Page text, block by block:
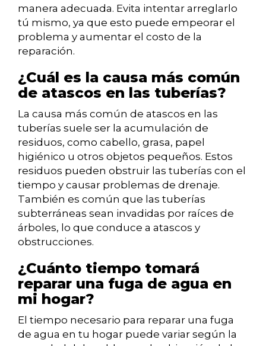
manera adecuada. Evita intentar arreglarlo
tú mismo, ya que esto puede empeorar el
problema y aumentar el costo de la
reparación.
¿Cuál es la causa más común
de atascos en las tuberías?
La causa más común de atascos en las
tuberías suele ser la acumulación de
residuos, como cabello, grasa, papel
higiénico u otros objetos pequeños. Estos
residuos pueden obstruir las tuberías con el
tiempo y causar problemas de drenaje.
También es común que las tuberías
subterráneas sean invadidas por raíces de
árboles, lo que conduce a atascos y
obstrucciones.
¿Cuánto tiempo tomará
reparar una fuga de agua en
mi hogar?
El tiempo necesario para reparar una fuga
de agua en tu hogar puede variar según la